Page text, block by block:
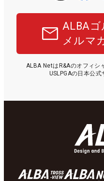
ALBA
メルマ
ALBA NetはR&Aのオフィシ
USLPGAの日本公式